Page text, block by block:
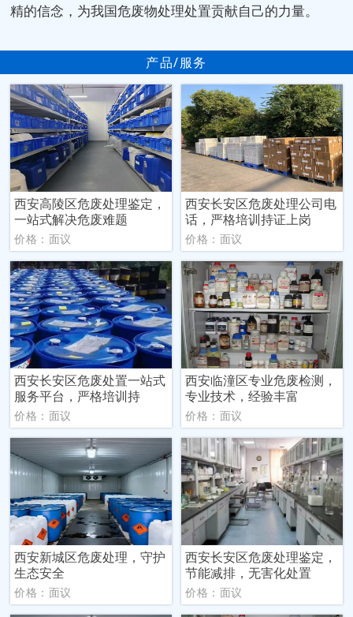
精的信念，为我国危废物处理处置贡献自己的力量。
产品/服务
西安高陵区危废处理鉴定，
一站式解决危废难题
价格：面议
西安长安区危废处理公司电
话，严格培训持证上岗
价格：面议
西安长安区危废处置一站式
服务平台，严格培训持
价格：面议
西安临潼区专业危废检测，
专业技术，经验丰富
价格：面议
西安新城区危废处理，守护
生态安全
价格：面议
西安长安区危废处理鉴定，
节能减排，无害化处置
价格：面议